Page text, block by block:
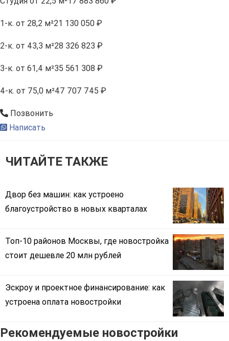
1-к. от 28,2 м²21 130 050 ₽
2-к. от 43,3 м²28 326 823 ₽
3-к. от 61,4 м²35 561 308 ₽
4-к. от 75,0 м²47 707 745 ₽
Позвонить
Написать
ЧИТАЙТЕ ТАКЖЕ
Двор без машин: как устроено
благоустройство в новых кварталах
Топ-10 районов Москвы, где новостройка
стоит дешевле 20 млн рублей
Эскроу и проектное финансирование: как
устроена оплата новостройки
Рекомендуемые новостройки